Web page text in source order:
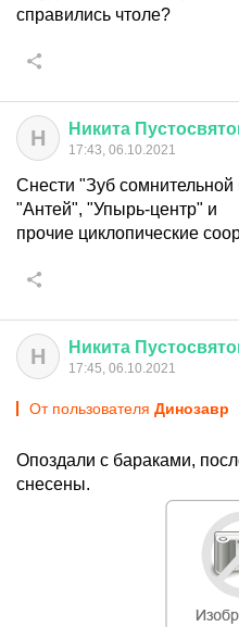
справились чтоле?
Н Никита
17:43, 06.10.2021
Снести "Зуб
"Антей", "Упырь-центр" и
прочие циклопические
Н Никита
17:45, 06.10.2021
От пользователя Динозавp
Опоздали с бараками,
снесены.